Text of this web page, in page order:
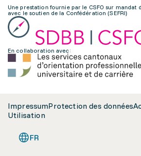
Une prestation fournie par le CSFO sur mandat
avec le soutien de la Confédération (SEFRI)
En collaboration avec:
ImpressumProtection des données
Utilisation
FR